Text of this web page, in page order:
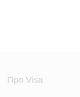
Про Visa